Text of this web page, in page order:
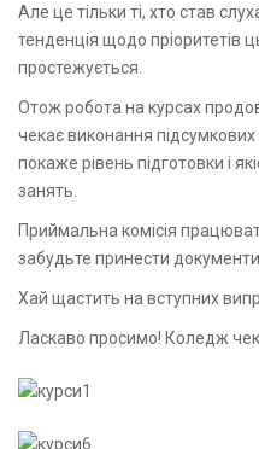
Але це тільки ті, хто став
тенденція щодо пріоритетів
простежується.
Отож робота на курсах
чекає виконання
покаже рівень підготовки і
занять.
Приймальна комісія
забудьте принести
Хай щастить на вступних
Ласкаво просимо! Коледж